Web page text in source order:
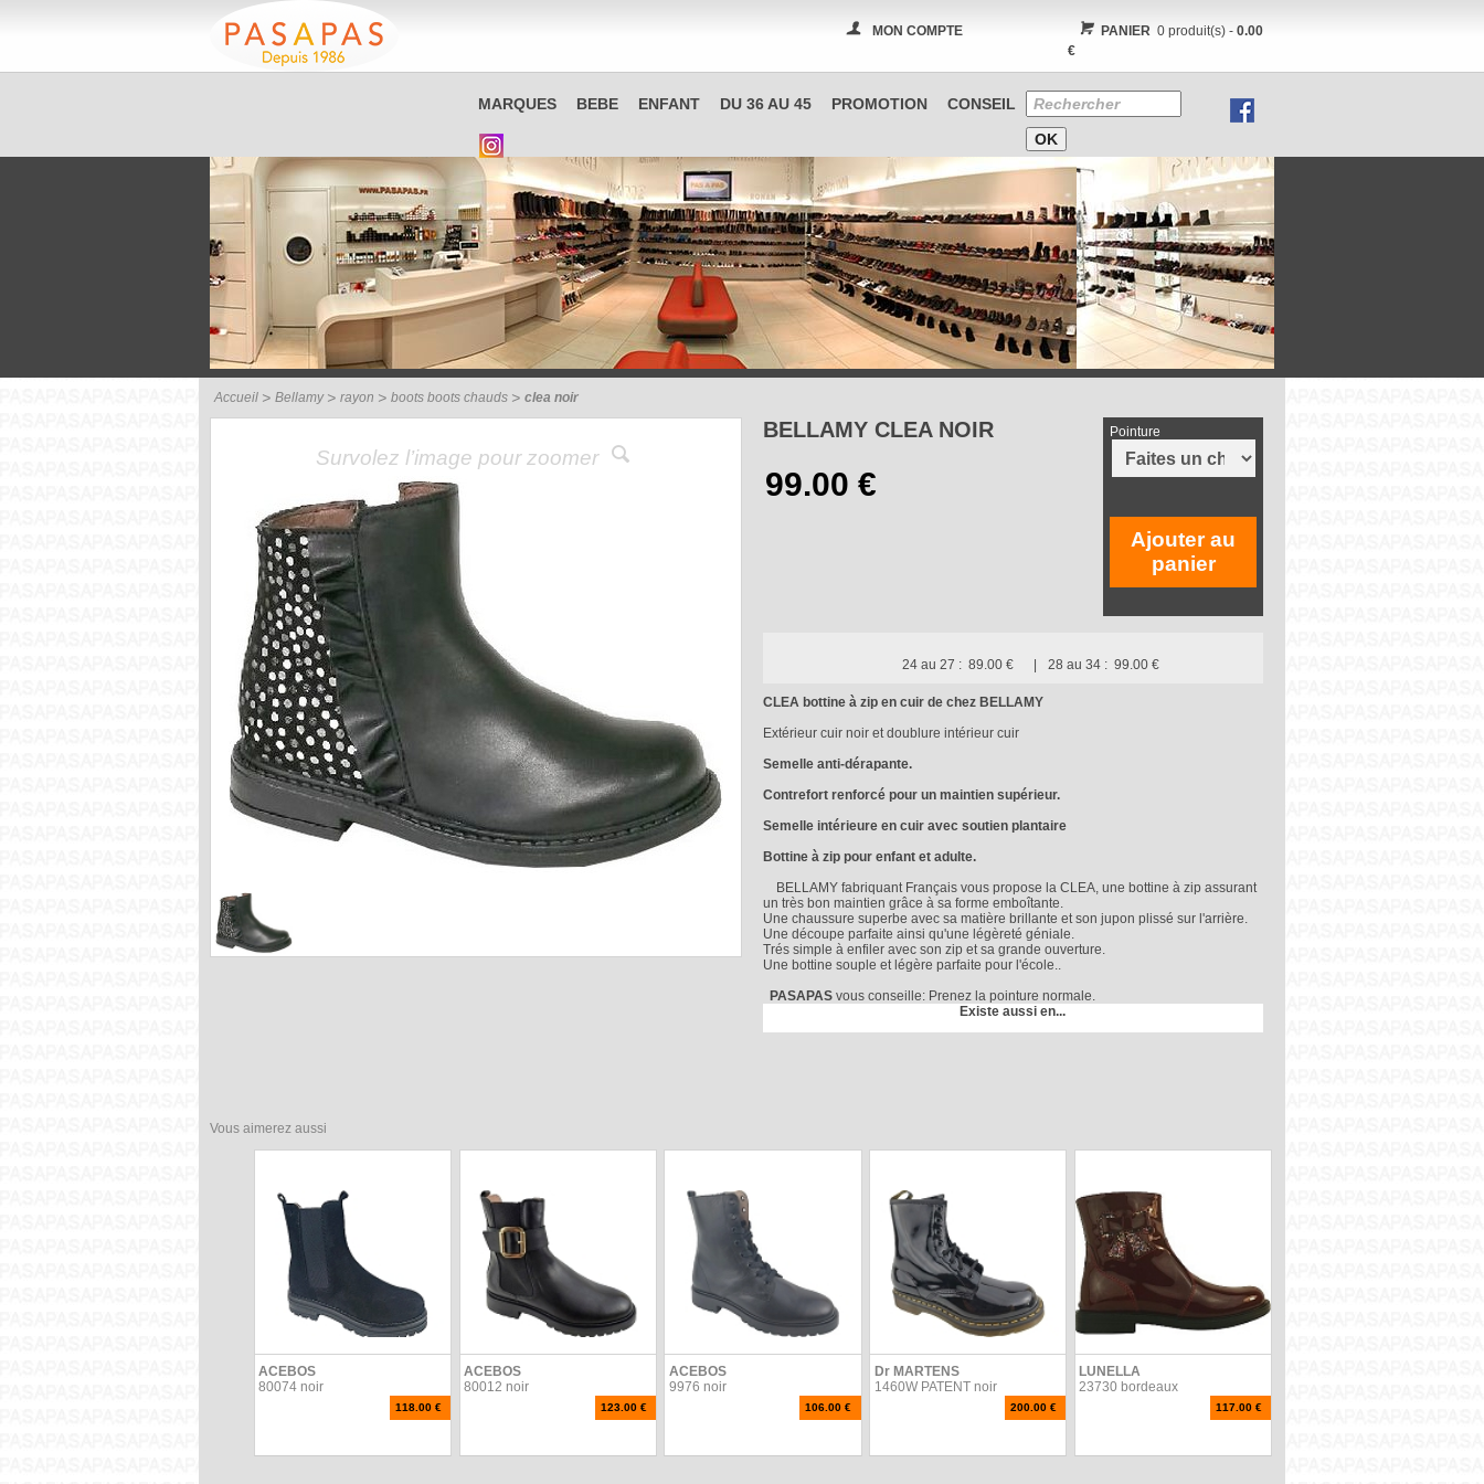
MON COMPTE PANIER 0 produit(s) -0.00
€
MARQUES BEBE ENFANT DU 36 AU 45 PROMOTION CONSEIL
Accueil Bellamy rayon boots boots chauds clea noir
Survolez l’image pour zoomer
BELLAMY CLEA NOIR Pointure
Ajouter au
panier
24 au 27 : 89.00 € 28 au 34 : 99.00 €
CLEA bottine à zip en cuir de chez BELLAMY
Extérieur cuir noir et doublure intérieur cuir
Semelle anti-dérapante.
Contrefort renforcé pour un maintien supérieur.
Semelle intérieure en cuir avec soutien plantaire
Bottine à zip pour enfant et adulte.
BELLAMY fabriquant Français vous propose la CLEA, une bottine à zip assurant
un très bon maintien grâce à sa forme emboîtante.
Une chaussure superbe avec sa matière brillante et son jupon plissé sur l'arrière.
Une découpe parfaite ainsi qu'une légèreté géniale.
Trés simple à enfiler avec son zip et sa grande ouverture.
Une bottine souple et légère parfaite pour l'école..
PASAPASvous conseille: Prenez la pointure normale.
Existe aussi en...
Vous aimerez aussi
ACEBOS
80074 noir
118.00 €
ACEBOS
80012 noir
123.00 €
ACEBOS
9976 noir
106.00 €
Dr MARTENS
1460W PATENT noir
200.00 €
LUNELLA
23730 bordeaux
117.00 €